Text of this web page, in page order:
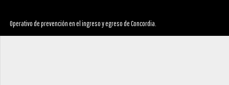
Operativo de prevención en el ingreso y egreso de Concordia.